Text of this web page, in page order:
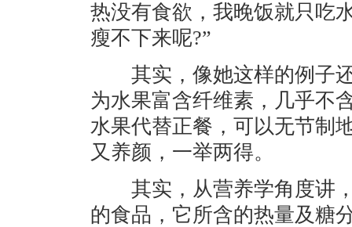
热没有食欲，我晚饭就只吃
瘦不下来呢?”
其实，像她这样的例子还
为水果富含纤维素，几乎不
水果代替正餐，可以无节制
又养颜，一举两得。
其实，从营养学角度讲，
的食品，它所含的热量及糖